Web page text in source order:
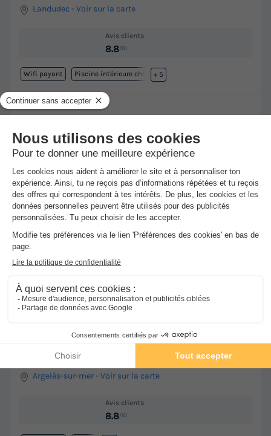
Landudec -Voir sur la carte
Avis clients
8.8/10
Wifi payant Piscine intérieure chauffée
+ 5
sanitaires)
Meilleur prix pour 7 nuits
237 € 177 € -25%
d'économie
Voir les hébergements
Camping Le Lagon d'Argelès
Argelès-sur-mer -Voir sur la carte
Avis clients
8.8/10